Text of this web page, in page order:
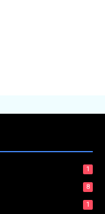
1
8
1